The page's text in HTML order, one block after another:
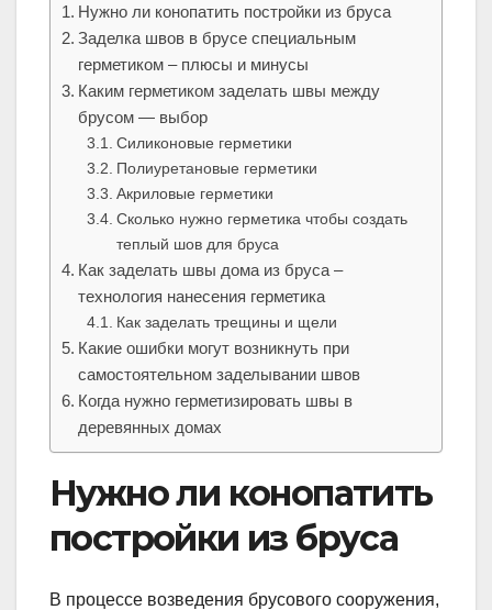
Нужно ли конопатить постройки из бруса
Заделка швов в брусе специальным
герметиком – плюсы и минусы
Каким герметиком заделать швы между
брусом — выбор
Силиконовые герметики
Полиуретановые герметики
Акриловые герметики
Сколько нужно герметика чтобы создать
теплый шов для бруса
Как заделать швы дома из бруса –
технология нанесения герметика
Как заделать трещины и щели
Какие ошибки могут возникнуть при
самостоятельном заделывании швов
Когда нужно герметизировать швы в
деревянных домах
Нужно ли конопатить
постройки из бруса
В процессе возведения брусового сооружения,